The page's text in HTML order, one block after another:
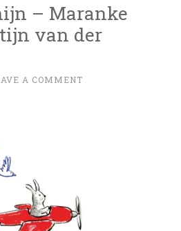
– Maranke
van der
A COMMENT